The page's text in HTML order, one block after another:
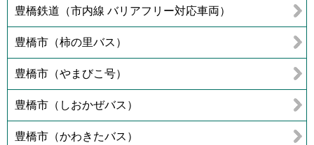
豊橋鉄道（市内線 バリアフリー対応車両）
豊橋市（柿の里バス）
豊橋市（やまびこ号）
豊橋市（しおかぜバス）
豊橋市（かわきたバス）